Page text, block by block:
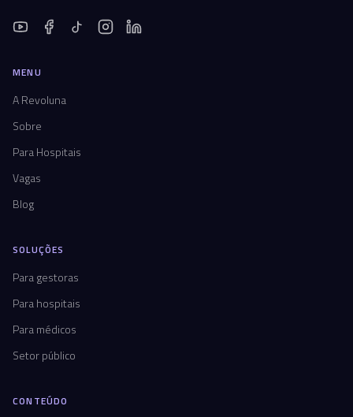
MENU
A Revoluna
Sobre
Para Hospitais
Vagas
Blog
SOLUÇÕES
Para gestoras
Para hospitais
Para médicos
Setor público
CONTEÚDO